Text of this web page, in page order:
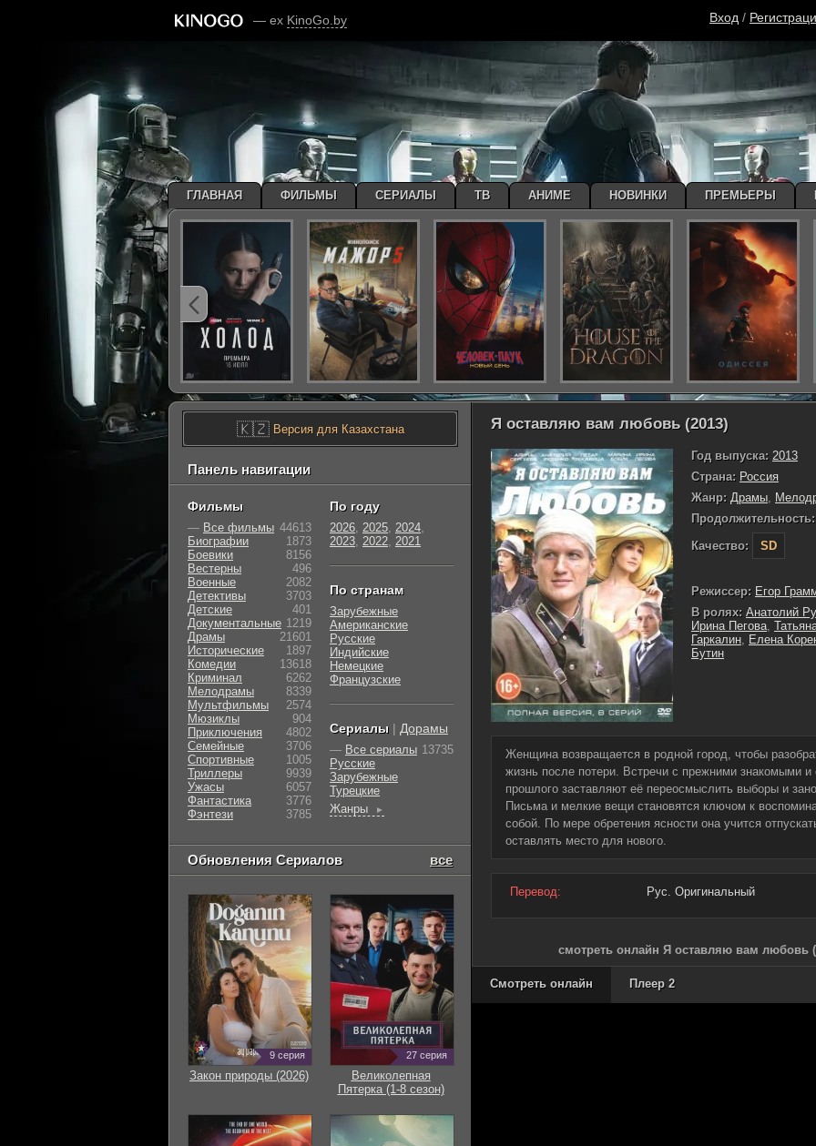
— ex KinoGo.by Вход /
Я оставляю вам любовь (2013)
Год выпуска: 2013
Страна: Россия
Жанр: Драмы,
Продолжительность:
Качество:
SD
Режиссер: Егор
В ролях: Анатолий
Ирина Пегова,
Гаркалин, Елена
Бутин
Женщина возвращается в родной город, чтобы
жизнь после потери. Встречи с прежними знакомыми
прошлого заставляют её переосмыслить выборы и
Письма и мелкие вещи становятся ключом к
собой. По мере обретения ясности она учится
оставлять место для нового.
Перевод: Рус. Оригинальный
смотреть онлайн Я оставляю вам любовь
Смотреть онлайн Плеер 2
🇰🇿Версия для Казахстана
Панель навигации
Фильмы
— Все фильмы 44613
Биографии
1873
Боевики
8156
Вестерны
496
Военные
2082
Детективы
3703
Детские
401
Документальные 1219
Драмы
21601
Исторические
1897
Комедии
13618
Криминал
6262
Мелодрамы
8339
Мультфильмы
2574
Мюзиклы
904
Приключения
4802
Семейные
3706
Cпортивные
1005
Триллеры
9939
Ужасы
6057
Фантастика
3776
Фэнтези
3785
По году
2026, 2025, 2024,
2023, 2022, 2021
По странам
Зарубежные
Американские
Русские
Индийские
Немецкие
Французские
Сериалы | Дорамы
— Все сериалы 13735
Русские
Зарубежные
Турецкие
Жанры
►
Обновления Сериалов все
9 серия
Закон природы (2026)
27 серия
Великолепная
Пятерка (1-8 сезон)
ГЛАВНАЯ ФИЛЬМЫ СЕРИАЛЫ ТВ АНИМЕ НОВИНКИ ПРЕМЬЕРЫ